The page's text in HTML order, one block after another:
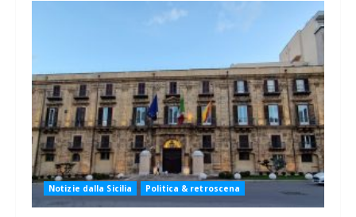
Notizie dalla Sicilia Politica & retroscena